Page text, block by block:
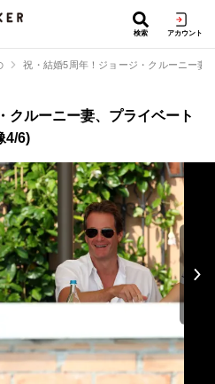
検索 アカウント
祝・結婚5周年！ジョージ・クルーニー妻
クルーニー妻、プライベート
4/6)